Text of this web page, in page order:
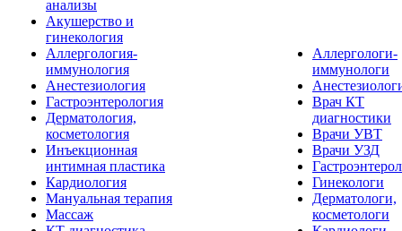
анализы
Акушерство и
гинекология
Аллергология-
иммунология
Анестезиология
Гастроэнтерология
Дерматология,
косметология
Инъекционная
интимная пластика
Кардиология
Мануальная терапия
Массаж
Аллергологи-
иммунологи
Врач КТ
диагностики
Врачи УВТ
Врачи УЗД
Гинекологи
Дерматологи,
косметологи